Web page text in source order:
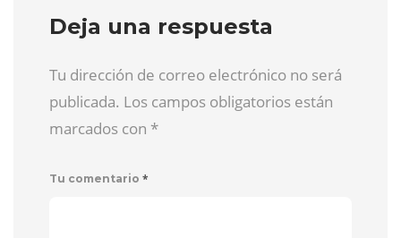
Deja una respuesta
Tu dirección de correo electrónico no será
publicada. Los campos obligatorios están
marcados con *
Tu comentario *